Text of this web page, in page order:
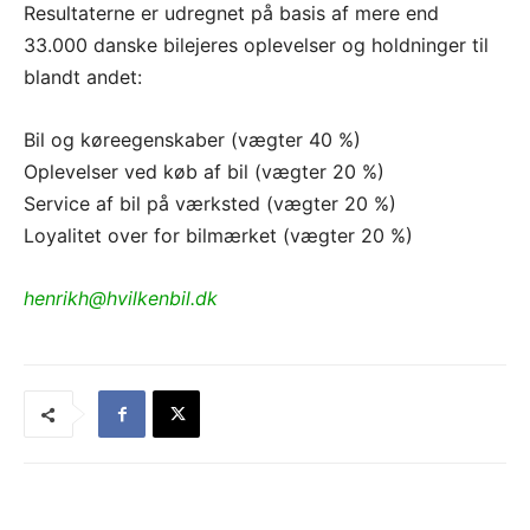
Resultaterne er udregnet på basis af mere end
33.000 danske bilejeres oplevelser og holdninger til
blandt andet:
Bil og køreegenskaber (vægter 40 %)
Oplevelser ved køb af bil (vægter 20 %)
Service af bil på værksted (vægter 20 %)
Loyalitet over for bilmærket (vægter 20 %)
henrikh@hvilkenbil.dk